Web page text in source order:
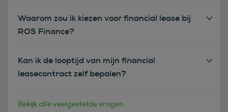
Waarom zou ik kiezen voor financial lease bij
ROS Finance?
Kan ik de looptijd van mijn financial
leasecontract zelf bepalen?
Bekijk alle veelgestelde vragen